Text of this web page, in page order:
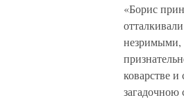
«Борис
незримыми,
коварстве
загадочною